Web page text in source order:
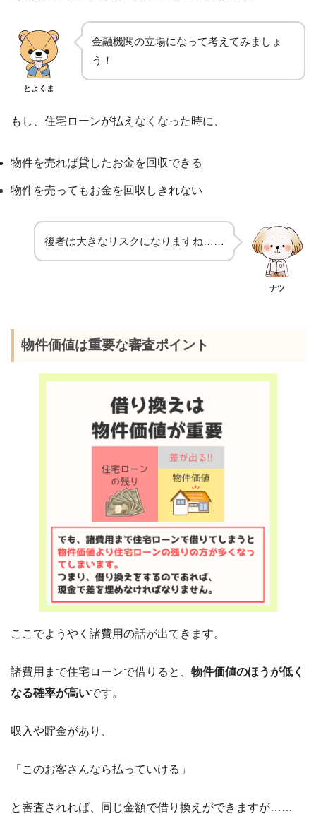
とよくま
金融機関の立場になって考えてみましょ
う！
もし、住宅ローンが払えなくなった時に、
物件を売れば貸したお金を回収できる
物件を売ってもお金を回収しきれない
後者は大きなリスクになりますね……
ナツ
物件価値は重要な審査ポイント
ここでようやく諸費用の話が出てきます。
諸費用まで住宅ローンで借りると、 物件価値のほうが低く
なる確率が高いです。
収入や貯金があり、
「このお客さんなら払っていける」
と審査されれば、同じ金額で借り換えができますが……